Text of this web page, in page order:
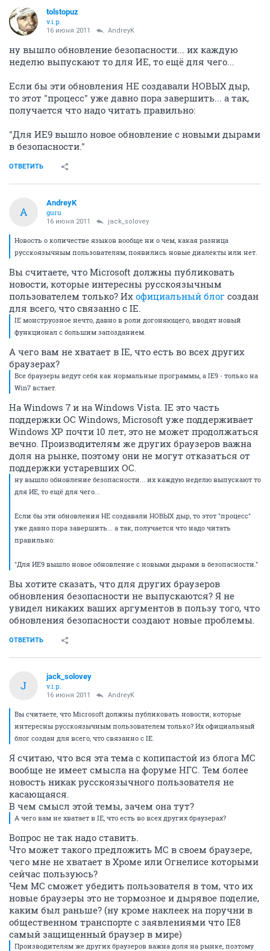
tolstopuz
v.i.p.
16 июня 2011 AndreyK
ну вышло обновление безопасности... их каждую
неделю выпускают то для ИЕ, то ещё для чего...
Если бы эти обновления НЕ создавали НОВЫХ дыр,
то этот "процесс" уже давно пора завершить... а так,
получается что надо читать правильно:
"Для ИЕ9 вышло новое обновление с новыми дырами
в безопасности."
ОТВЕТИТЬ
A
AndreyK
guru
16 июня 2011 jack_solovey
Новость о количестве языков вообще ни о чем, какая разница
русскоязычным пользователям, появились новые диалекты или нет.
Вы считаете, что Microsoft должны публиковать
новости, которые интересны русскоязычным
пользователем только? Их официальный блог создан
для всего, что связанно с IE.
IE монструозное нечто, давно в роли догоняющего, вводят новый
функционал с большим запозданием.
А чего вам не хватает в IE, что есть во всех других
браузерах?
Все браузеры ведут себя как нормальные программы, а IE9 - только на
Win7 встает.
На Windows 7 и на Windows Vista. IE это часть
поддержки ОС Windows, Microsoft уже поддерживает
Windows XP почти 10 лет, это не может продолжаться
вечно. Производителям же других браузеров важна
доля на рынке, поэтому они не могут отказаться от
поддержки устаревших ОС.
ну вышло обновление безопасности... их каждую неделю выпускают то
для ИЕ, то ещё для чего...
Если бы эти обновления НЕ создавали НОВЫХ дыр, то этот "процесс"
уже давно пора завершить... а так, получается что надо читать
правильно:
"Для ИЕ9 вышло новое обновление с новыми дырами в безопасности."
Вы хотите сказать, что для других браузеров
обновления безопасности не выпускаются? Я не
увидел никаких ваших аргументов в пользу того, что
обновления безопасности создают новые проблемы.
ОТВЕТИТЬ
J
jack_solovey
v.i.p.
16 июня 2011 AndreyK
Вы считаете, что Microsoft должны публиковать новости, которые
интересны русскоязычным пользователем только? Их официальный
блог создан для всего, что связанно с IE.
Я считаю, что вся эта тема с копипастой из блога МС
вообще не имеет смысла на форуме НГС. Тем более
новость никак русскоязычного пользователя не
касающаяся.
В чем смысл этой темы, зачем она тут?
А чего вам не хватает в IE, что есть во всех других браузерах?
Вопрос не так надо ставить.
Что может такого предложить МС в своем браузере,
чего мне не хватает в Хроме или Огнелисе которыми
сейчас пользуюсь?
Чем МС сможет убедить пользователя в том, что их
новые браузеры это не тормозное и дырявое поделие,
каким был раньше? (ну кроме наклеек на поручни в
общественном транспорте с заявлениями что IE8
самый защищенный браузер в мире)
Производителям же других браузеров важна доля на рынке, поэтому